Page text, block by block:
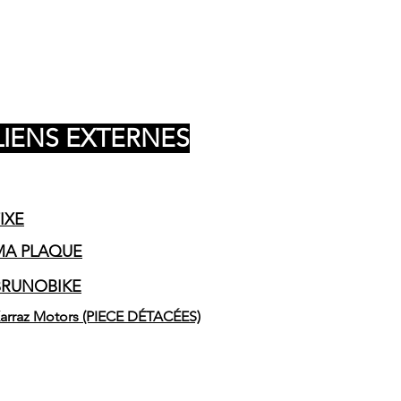
EXTERNES
PLAQUE
Motors (PIECE DÉTACÉES)